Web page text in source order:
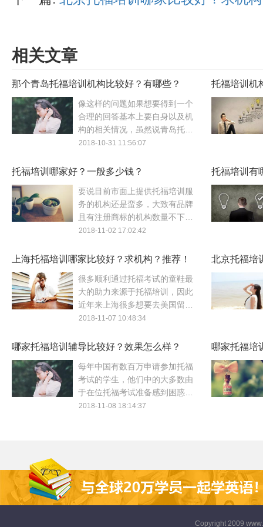
相关文章
那个青岛托福培训机构比较好？有哪些？
像这样的问题如果想要得到一个
合理的回答基本上要自身以及机
构的相关情况，虽然说青岛托福
培训班遍布于多个地区，但大大
在加上不同的童鞋从不同的角度
会有不同的评价，因此大家在做
选择的时候可以上门体验，考证
上课效果，从多角度出发对比，
然后在做决定。
2018-10-31 11:56:07
托福培训机
托福培训
托福培训哪家好？一般多少钱？
要说目前市面上提供托福培训服
务的机构还是蛮多，大致有品牌
且有注册商标的机构数量不下
1500余家，划分还是比较详细
式等多个方面出发去做筛选，场
类：在线培训机构和离线培训机
构。一般来说，离线托福培训课
程的平均费用约为每年3W.如果
一对一的价格比较贵，我个人更
价比会比较高的。
2018-11-02 17:02:42
托福培训有
上海托福培训哪家比较好？求机构？推荐！
很多顺利通过托福考试的童鞋最
大的助力来源于托福培训，因此
近年来上海很多想要去美国留学
的童鞋都选择参加托福培训，都
己的英语水平，并且顺利获得目
哪家托福培训比较好这样的问题
基本上很难回答，虽然上海地区
不大，但是托福培训机构有增无
减尤其是随着出国留学风的兴起
件来做筛选。
2018-11-07 10:48:34
北京托福培
哪家托福培训辅导比较好？效果怎么样？
每年中国有数百万申请参加托福
考试的学生，他们中的大多数由
于在位托福考试准备感到困惑或
者不知道如何下手准备等能力不
及系统的教学方案及学习计划，
从而能更有计划的来保证英语学
习的效果及进度。
2018-11-08 18:14:37
哪家托福培
求推荐！
Copyright 2009